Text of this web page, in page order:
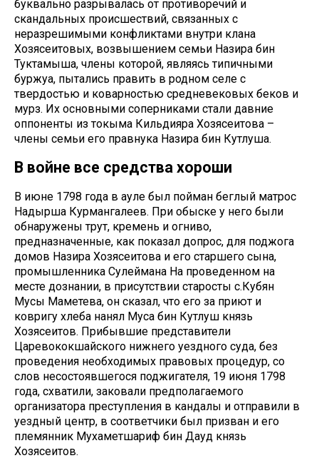
буквально разрывалась от противоречий и
скандальных происшествий, связанных с
неразрешимыми конфликтами внутри клана
Хозясеитовых, возвышением семьи Назира бин
Туктамыша, члены которой, являясь типичными
буржуа, пытались править в родном селе с
твердостью и коварностью средневековых беков и
мурз. Их основными соперниками стали давние
оппоненты из токыма Кильдияра Хозясеитова –
члены семьи его правнука Назира бин Кутлуша.
В войне все средства хороши
В июне 1798 года в ауле был пойман беглый матрос
Надырша Курмангалеев. При обыске у него были
обнаружены трут, кремень и огниво,
предназначенные, как показал допрос, для поджога
домов Назира Хозясеитова и его старшего сына,
промышленника Сулеймана На проведенном на
месте дознании, в присутствии старосты с.Кубян
Мусы Маметева, он сказал, что его за приют и
ковригу хлеба нанял Муса бин Кутлуш князь
Хозясеитов. Прибывшие представители
Царевококшайского нижнего уездного суда, без
проведения необходимых правовых процедур, со
слов несостоявшегося поджигателя, 19 июня 1798
года, схватили, заковали предполагаемого
организатора преступления в кандалы и отправили в
уездный центр, в соответчики был призван и его
племянник Мухаметшариф бин Дауд князь
Хозясеитов.